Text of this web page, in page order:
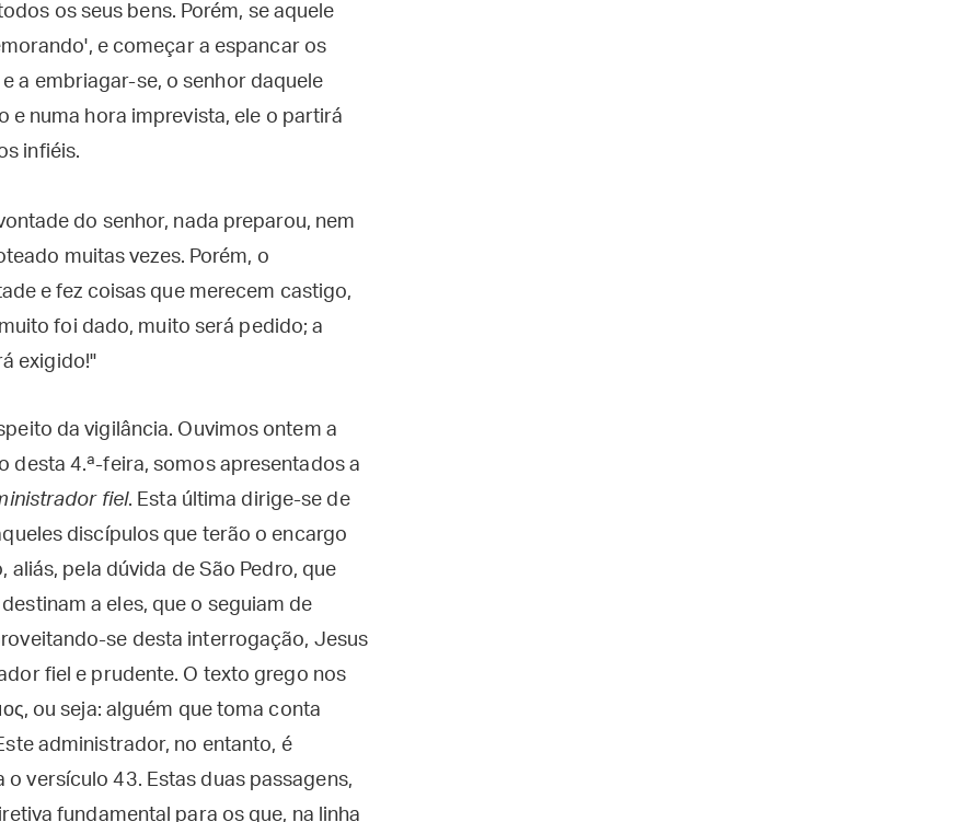
os seus bens. Porém, se aquele
e começar a espancar os
a embriagar-se, o senhor daquele
e numa hora imprevista, ele o partirá
infiéis.
do senhor, nada preparou, nem
muitas vezes. Porém, o
e fez coisas que merecem castigo,
foi dado, muito será pedido; a
exigido!"
da vigilância. Ouvimos ontem a
desta 4.ª-feira, somos apresentados a
fiel. Esta última dirige-se de
discípulos que terão o encargo
pela dúvida de São Pedro, que
a eles, que o seguiam de
se desta interrogação, Jesus
fiel e prudente. O texto grego nos
ou seja: alguém que toma conta
administrador, no entanto, é
versículo 43. Estas duas passagens,
fundamental para os que, na linha